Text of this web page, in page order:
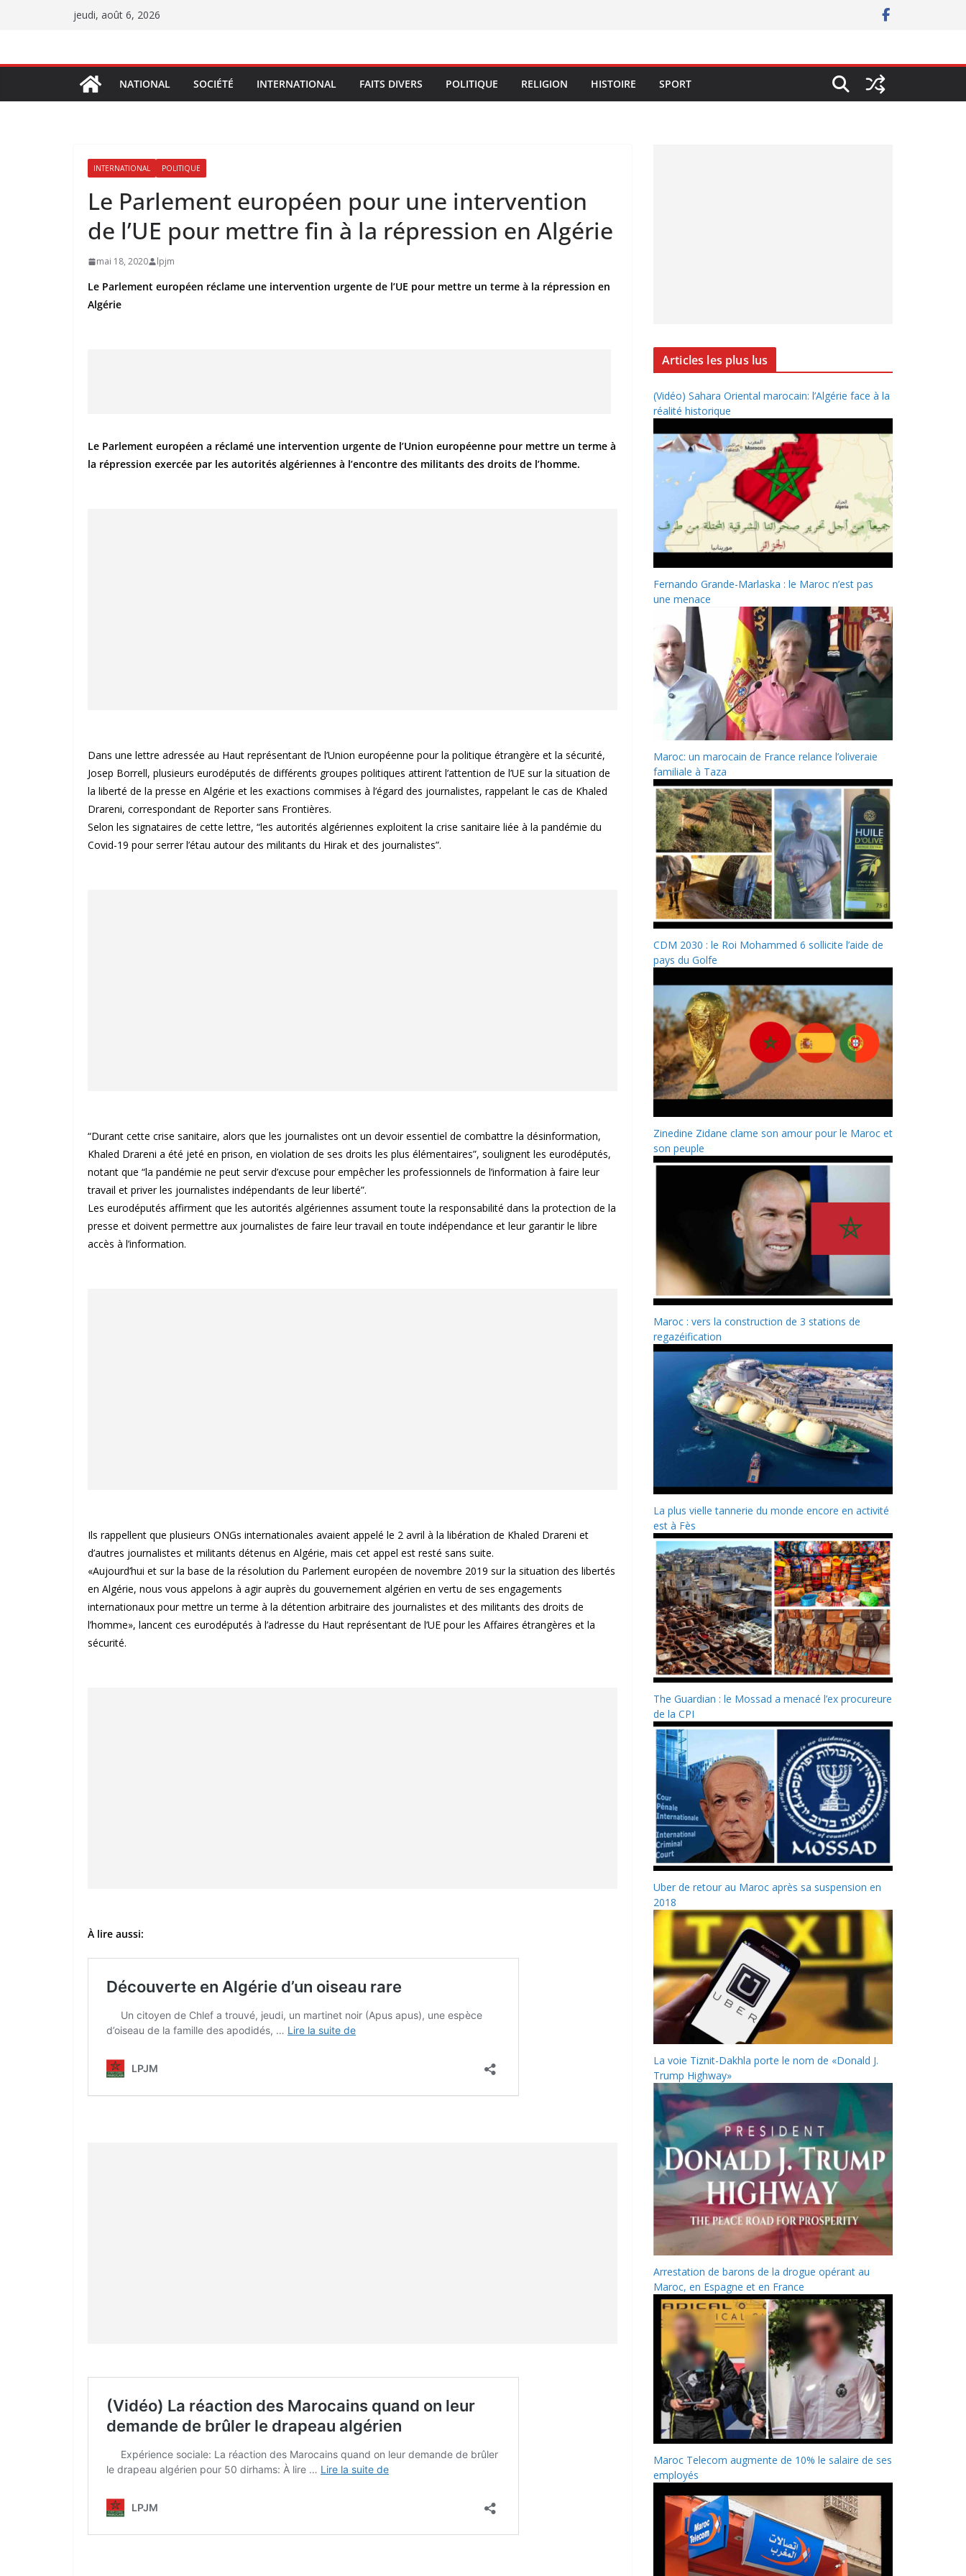
jeudi, août 6, 2026
NATIONAL SOCIÉTÉ INTERNATIONAL FAITS DIVERS POLITIQUE RELIGION HISTOIRE SPORT
INTERNATIONAL POLITIQUE
Le Parlement européen pour une intervention
de l’UE pour mettre fin à la répression en Algérie
mai 18, 2020 lpjm
Le Parlement européen réclame une intervention urgente de l’UE pour mettre un terme à la répression en
Algérie
Le Parlement européen a réclamé une intervention urgente de l’Union européenne pour mettre un terme à
la répression exercée par les autorités algériennes à l’encontre des militants des droits de l’homme.
Dans une lettre adressée au Haut représentant de l’Union européenne pour la politique étrangère et la sécurité,
Josep Borrell, plusieurs eurodéputés de différents groupes politiques attirent l’attention de l’UE sur la situation de
la liberté de la presse en Algérie et les exactions commises à l’égard des journalistes, rappelant le cas de Khaled
Drareni, correspondant de Reporter sans Frontières.
Selon les signataires de cette lettre, “les autorités algériennes exploitent la crise sanitaire liée à la pandémie du
Covid-19 pour serrer l’étau autour des militants du Hirak et des journalistes”.
“Durant cette crise sanitaire, alors que les journalistes ont un devoir essentiel de combattre la désinformation,
Khaled Drareni a été jeté en prison, en violation de ses droits les plus élémentaires”, soulignent les eurodéputés,
notant que “la pandémie ne peut servir d’excuse pour empêcher les professionnels de l’information à faire leur
travail et priver les journalistes indépendants de leur liberté”.
Les eurodéputés affirment que les autorités algériennes assument toute la responsabilité dans la protection de la
presse et doivent permettre aux journalistes de faire leur travail en toute indépendance et leur garantir le libre
accès à l’information.
Ils rappellent que plusieurs ONGs internationales avaient appelé le 2 avril à la libération de Khaled Drareni et
d’autres journalistes et militants détenus en Algérie, mais cet appel est resté sans suite.
«Aujourd’hui et sur la base de la résolution du Parlement européen de novembre 2019 sur la situation des libertés
en Algérie, nous vous appelons à agir auprès du gouvernement algérien en vertu de ses engagements
internationaux pour mettre un terme à la détention arbitraire des journalistes et des militants des droits de
l’homme», lancent ces eurodéputés à l’adresse du Haut représentant de l’UE pour les Affaires étrangères et la
sécurité.
À lire aussi:
Articles les plus lus
(Vidéo) Sahara Oriental marocain: l’Algérie face à la
réalité historique
Fernando Grande-Marlaska : le Maroc n’est pas
une menace
Maroc: un marocain de France relance l’oliveraie
familiale à Taza
CDM 2030 : le Roi Mohammed 6 sollicite l’aide de
pays du Golfe
Zinedine Zidane clame son amour pour le Maroc et
son peuple
Maroc : vers la construction de 3 stations de
regazéification
La plus vielle tannerie du monde encore en activité
est à Fès
The Guardian : le Mossad a menacé l’ex procureure
de la CPI
Uber de retour au Maroc après sa suspension en
2018
La voie Tiznit-Dakhla porte le nom de «Donald J.
Trump Highway»
Arrestation de barons de la drogue opérant au
Maroc, en Espagne et en France
Maroc Telecom augmente de 10% le salaire de ses
employés